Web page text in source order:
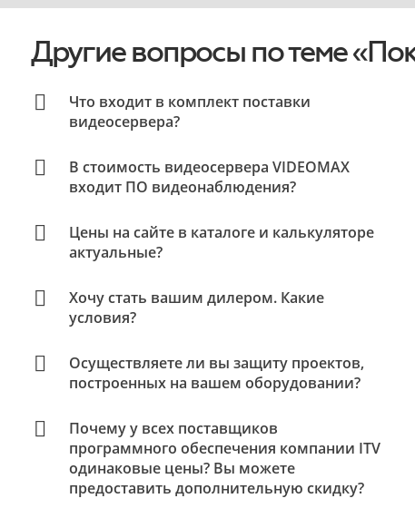
Другие вопросы по теме
Что входит в комплект поставки
видеосервера?
В стоимость видеосервера VIDEOMAX
входит ПО видеонаблюдения?
Цены на сайте в каталоге и калькуляторе
актуальные?
Хочу стать вашим дилером. Какие
условия?
Осуществляете ли вы защиту проектов,
построенных на вашем оборудовании?
Почему у всех поставщиков
программного обеспечения компании ITV
одинаковые цены? Вы можете
предоставить дополнительную скидку?